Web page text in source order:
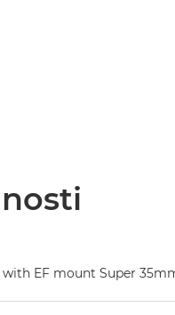
EF mount Super